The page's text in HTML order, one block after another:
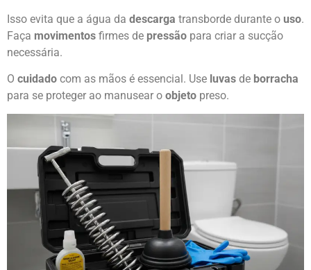
Isso evita que a água da descarga transborde durante o uso.
Faça movimentos firmes de pressão para criar a sucção
necessária.
O cuidado com as mãos é essencial. Use luvas de borracha
para se proteger ao manusear o objeto preso.